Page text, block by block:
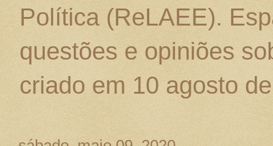
Política (ReLAEE).
questões e opiniões
criado em 10 agosto